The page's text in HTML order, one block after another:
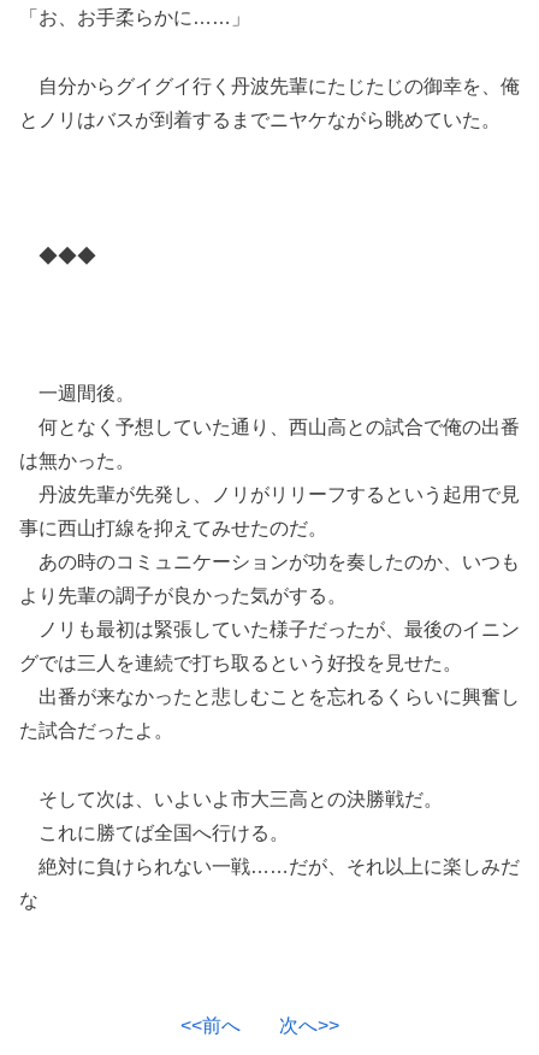
「お、お手柔らかに……」
自分からグイグイ行く丹波先輩にたじたじの御幸を、俺
とノリはバスが到着するまでニヤケながら眺めていた。
◆◆◆
一週間後。
何となく予想していた通り、西山高との試合で俺の出番
は無かった。
丹波先輩が先発し、ノリがリリーフするという起用で見
事に西山打線を抑えてみせたのだ。
あの時のコミュニケーションが功を奏したのか、いつも
より先輩の調子が良かった気がする。
ノリも最初は緊張していた様子だったが、最後のイニン
グでは三人を連続で打ち取るという好投を見せた。
出番が来なかったと悲しむことを忘れるくらいに興奮し
た試合だったよ。
そして次は、いよいよ市大三高との決勝戦だ。
これに勝てば全国へ行ける。
絶対に負けられない一戦……だが、それ以上に楽しみだ
な
<<前へ 次へ>>